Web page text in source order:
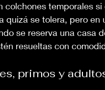
colchones temporales
quizá se tolera, pero en
se reserva una casa
resueltas con
primos y